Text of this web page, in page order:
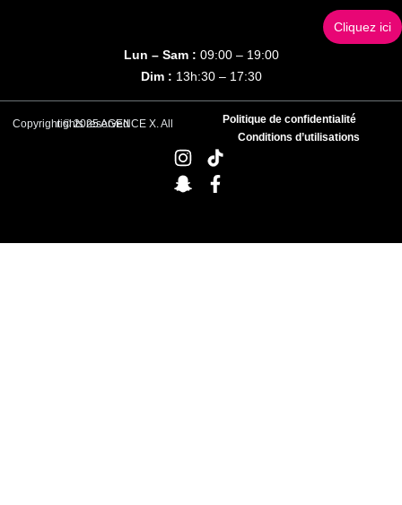
Cliquez ici
Lun – Sam : 09:00 – 19:00
Dim : 13h:30 – 17:30
Copyright © 2025 AGENCE X. All rights reserved
Politique de confidentialité
Conditions d’utilisations